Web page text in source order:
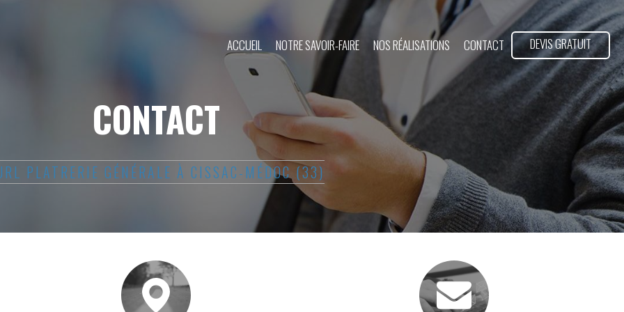
ACCUEIL NOTRE SAVOIR-FAIRE NOS RÉALISATIONS CONTACT DEVIS GRATUIT
CONTACT
PLATRERIE GÉNÉRALE À CISSAC-MÉDOC (33)